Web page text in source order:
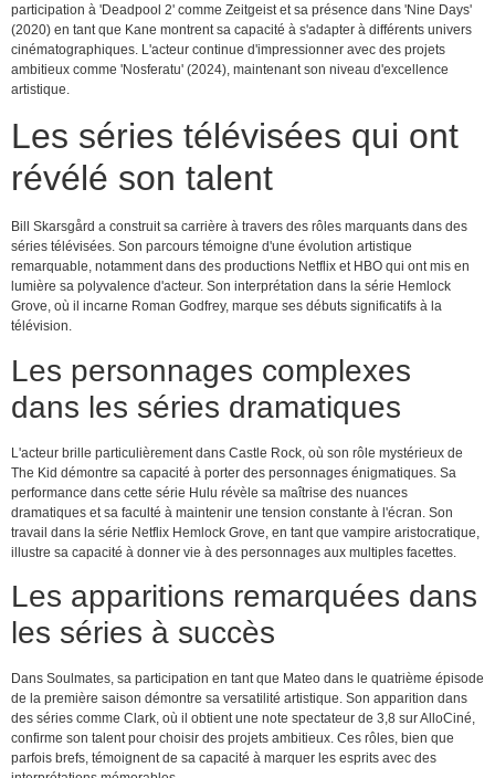
participation à 'Deadpool 2' comme Zeitgeist et sa présence dans 'Nine Days'
(2020) en tant que Kane montrent sa capacité à s'adapter à différents univers
cinématographiques. L'acteur continue d'impressionner avec des projets
ambitieux comme 'Nosferatu' (2024), maintenant son niveau d'excellence
artistique.
Les séries télévisées qui ont
révélé son talent
Bill Skarsgård a construit sa carrière à travers des rôles marquants dans des
séries télévisées. Son parcours témoigne d'une évolution artistique
remarquable, notamment dans des productions Netflix et HBO qui ont mis en
lumière sa polyvalence d'acteur. Son interprétation dans la série Hemlock
Grove, où il incarne Roman Godfrey, marque ses débuts significatifs à la
télévision.
Les personnages complexes
dans les séries dramatiques
L'acteur brille particulièrement dans Castle Rock, où son rôle mystérieux de
The Kid démontre sa capacité à porter des personnages énigmatiques. Sa
performance dans cette série Hulu révèle sa maîtrise des nuances
dramatiques et sa faculté à maintenir une tension constante à l'écran. Son
travail dans la série Netflix Hemlock Grove, en tant que vampire aristocratique,
illustre sa capacité à donner vie à des personnages aux multiples facettes.
Les apparitions remarquées dans
les séries à succès
Dans Soulmates, sa participation en tant que Mateo dans le quatrième épisode
de la première saison démontre sa versatilité artistique. Son apparition dans
des séries comme Clark, où il obtient une note spectateur de 3,8 sur AlloCiné,
confirme son talent pour choisir des projets ambitieux. Ces rôles, bien que
parfois brefs, témoignent de sa capacité à marquer les esprits avec des